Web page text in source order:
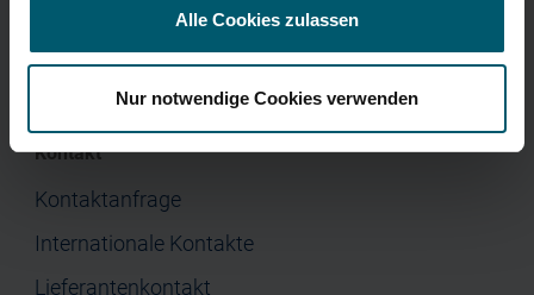
Alle Cookies zulassen
Nur notwendige Cookies verwenden
Kontakt
Kontaktanfrage
Internationale Kontakte
Lieferantenkontakt